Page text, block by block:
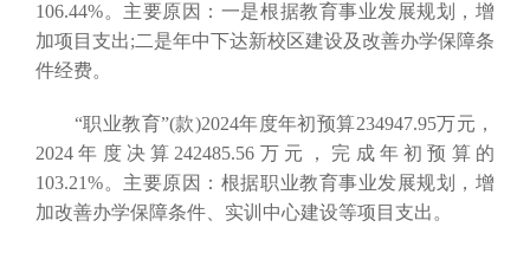
106.44%。主要原因：一是根据教育事业发展规划，增
加项目支出;二是年中下达新校区建设及改善办学保障条
件经费。
“职业教育”(款)2024年度年初预算234947.95万元，
2024年度决算242485.56万元，完成年初预算的
103.21%。主要原因：根据职业教育事业发展规划，增
加改善办学保障条件、实训中心建设等项目支出。